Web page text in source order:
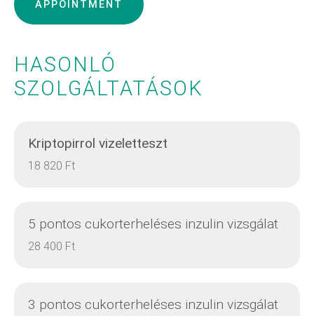
APPOINTMENT
HASONLÓ
SZOLGÁLTATÁSOK
Kriptopirrol vizeletteszt
18 820 Ft
5 pontos cukorterheléses inzulin vizsgálat
28 400 Ft
3 pontos cukorterheléses inzulin vizsgálat